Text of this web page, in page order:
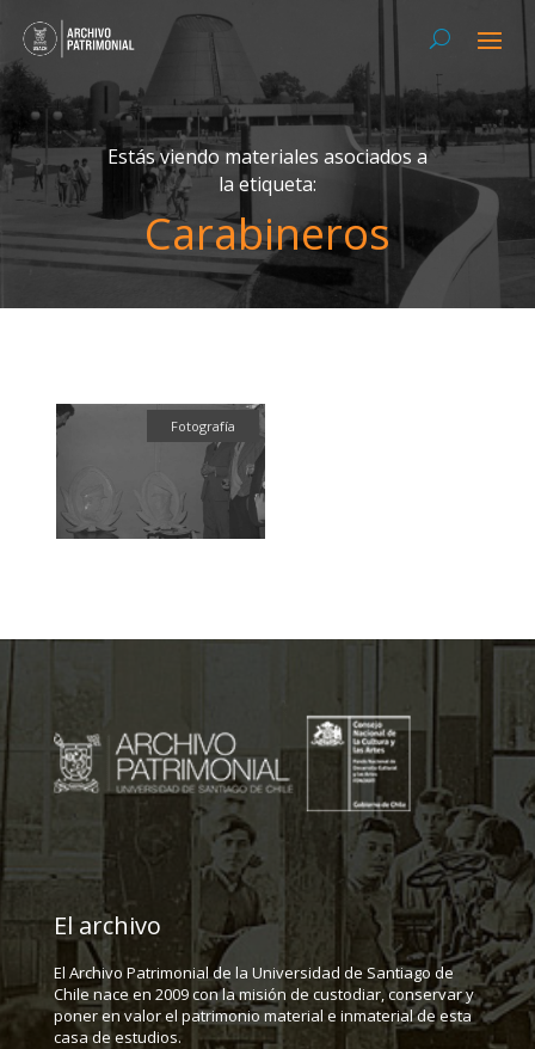
Estás viendo materiales asociados a
la etiqueta:
Carabineros
Fotografía
El archivo
El Archivo Patrimonial de la Universidad de Santiago de
Chile nace en 2009 con la misión de custodiar, conservar y
poner en valor el patrimonio material e inmaterial de esta
casa de estudios.